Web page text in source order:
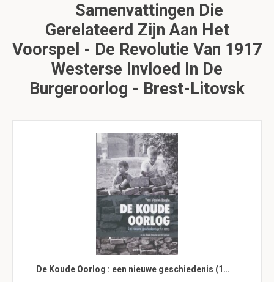
Samenvattingen Die
Gerelateerd Zijn Aan Het
Voorspel - De Revolutie Van 1917
Westerse Invloed In De
Burgeroorlog - Brest-Litovsk
De Koude Oorlog : een nieuwe geschiedenis (1…